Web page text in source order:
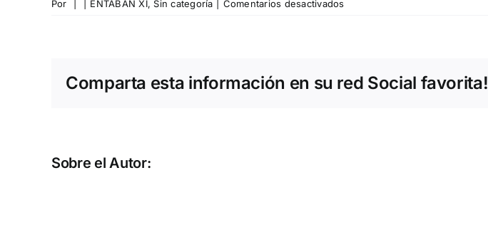
Por ENTABAN XI,Sin categoría Comentarios desactivadosen
Comparta esta información en su red Social favorita!
Sobre el Autor: